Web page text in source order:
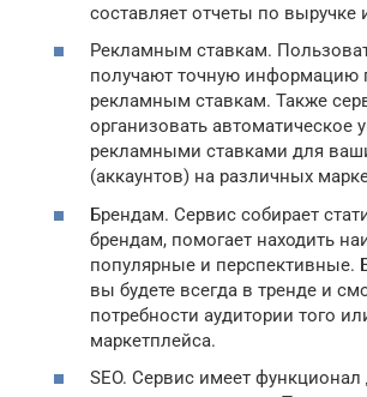
составляет отчеты по выручке
Рекламным ставкам.
получают точную информацию
рекламным ставкам. Также
организовать автоматическое
рекламными ставками для
(аккаунтов) на различных
Брендам. Сервис собирает
брендам, помогает находить
популярные и перспективные.
вы будете всегда в тренде и
потребности аудитории того
маркетплейса.
SEO. Сервис имеет